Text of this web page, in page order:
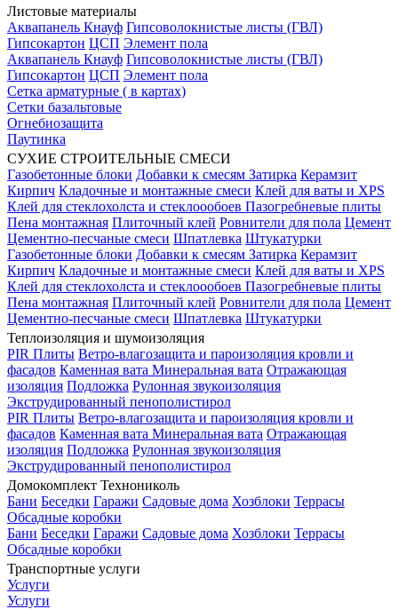
Листовые материалы
Аквапанель Кнауф Гипсоволокнистые листы (ГВЛ)
Гипсокартон ЦСП Элемент пола
Аквапанель Кнауф Гипсоволокнистые листы (ГВЛ)
Гипсокартон ЦСП Элемент пола
Сетка арматурные ( в картах)
Сетки базальтовые
Огнебиозащита
Паутинка
СУХИЕ СТРОИТЕЛЬНЫЕ СМЕСИ
Газобетонные блоки Добавки к смесям Затирка Керамзит
Кирпич Кладочные и монтажные смеси Клей для ваты и XPS
Клей для стеклохолста и стеклоообоев Пазогребневые плиты
Пена монтажная Плиточный клей Ровнители для пола Цемент
Цементно-песчаные смеси Шпатлевка Штукатурки
Газобетонные блоки Добавки к смесям Затирка Керамзит
Кирпич Кладочные и монтажные смеси Клей для ваты и XPS
Клей для стеклохолста и стеклоообоев Пазогребневые плиты
Пена монтажная Плиточный клей Ровнители для пола Цемент
Цементно-песчаные смеси Шпатлевка Штукатурки
Теплоизоляция и шумоизоляция
PIR Плиты Ветро-влагозащита и пароизоляция кровли и
фасадов Каменная вата Минеральная вата Отражающая
изоляция Подложка Рулонная звукоизоляция
Экструдированный пенополистирол
PIR Плиты Ветро-влагозащита и пароизоляция кровли и
фасадов Каменная вата Минеральная вата Отражающая
изоляция Подложка Рулонная звукоизоляция
Экструдированный пенополистирол
Домокомплект Технониколь
Бани Беседки Гаражи Садовые дома Хозблоки Террасы
Обсадные коробки
Бани Беседки Гаражи Садовые дома Хозблоки Террасы
Обсадные коробки
Транспортные услуги
Услуги
Услуги